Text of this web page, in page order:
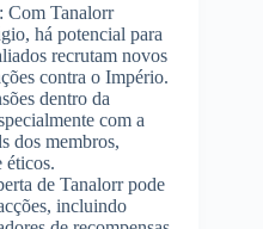
: Com Tanalorr
há potencial para
recrutam novos
contra o Império.
dentro da
com a
dos membros,
éticos.
de Tanalorr pode
incluindo